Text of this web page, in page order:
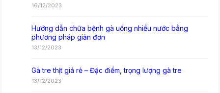
16/12/2023
Hướng dẫn chữa bệnh gà uống nhiều nước bằng
phương pháp giản đơn
13/12/2023
Gà tre thịt giá rẻ – Đặc điểm, trọng lượng gà tre
13/12/2023